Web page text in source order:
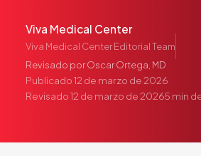
Salud del Adolescente
Tratamiento Hormonal
Medicina Concierge
Viva Medical Center
Viva Medical Center Editorial Team
Revisado porOscar Ortega, MD
Publicado12 de marzo de 2026
Revisado12 de marzo de 20265 min